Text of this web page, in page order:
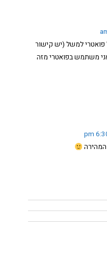
פואטרי למשל (יש קישור
משתמש בפואטרי מזה